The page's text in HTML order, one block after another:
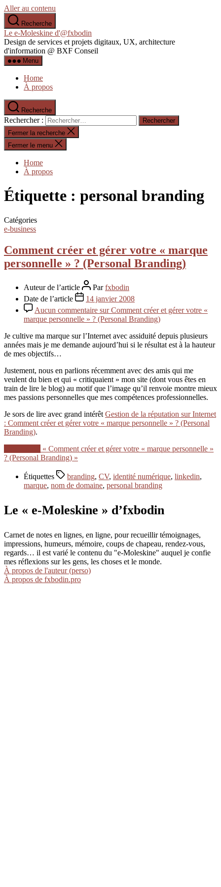
Aller au contenu
Recherche
Le e-Moleskine d'@fxbodin
Design de services et projets digitaux, UX, architecture
d'information @ BXF Conseil
Menu
Home
À propos
Recherche
Rechercher :
Fermer la recherche
Fermer le menu
Home
À propos
Étiquette : personal branding
Catégories
e-business
Comment créer et gérer votre « marque
personnelle » ? (Personal Branding)
Auteur de l’article Parfxbodin
Date de l’article
14 janvier 2008
Aucun commentaire sur Comment créer et gérer votre «
marque personnelle » ? (Personal Branding)
Je cultive ma marque sur l’Internet avec assiduité depuis plusieurs
années mais je me demande aujourd’hui si le résultat est à la hauteur
de mes objectifs…
Justement, nous en parlions récemment avec des amis qui me
veulent du bien et qui « critiquaient » mon site (dont vous êtes en
train de lire le blog) au motif que l’image qu’il renvoie montre mieux
mes passions personnelles que mes compétences professionnelles.
Je sors de lire avec grand intérêt Gestion de la réputation sur Internet
: Comment créer et gérer votre « marque personnelle » ? (Personal
Branding).
« Comment créer et gérer votre « marque personnelle »
? (Personal Branding) »
Étiquettes branding, CV, identité numérique, linkedin,
marque, nom de domaine, personal branding
Le « e-Moleskine » d’fxbodin
Carnet de notes en lignes, en ligne, pour recueillir témoignages,
impressions, humeurs, mémoire, coups de chapeau, rendez-vous,
regards… il est varié le contenu du "e-Moleskine" auquel je confie
mes réflexions sur les gens, les choses et le monde.
À propos de l'auteur (perso)
À propos de fxbodin.pro